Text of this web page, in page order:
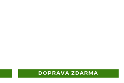
DOPRAVA ZDARMA